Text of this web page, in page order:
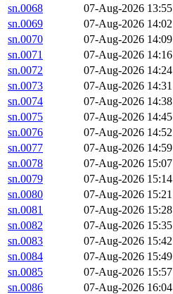
sn.0068
07-Aug-2026 13:55
sn.0069
07-Aug-2026 14:02
sn.0070
07-Aug-2026 14:09
sn.0071
07-Aug-2026 14:16
sn.0072
07-Aug-2026 14:24
sn.0073
07-Aug-2026 14:31
sn.0074
07-Aug-2026 14:38
sn.0075
07-Aug-2026 14:45
sn.0076
07-Aug-2026 14:52
sn.0077
07-Aug-2026 14:59
sn.0078
07-Aug-2026 15:07
sn.0079
07-Aug-2026 15:14
sn.0080
07-Aug-2026 15:21
sn.0081
07-Aug-2026 15:28
sn.0082
07-Aug-2026 15:35
sn.0083
07-Aug-2026 15:42
sn.0084
07-Aug-2026 15:49
sn.0085
07-Aug-2026 15:57
sn.0086
07-Aug-2026 16:04